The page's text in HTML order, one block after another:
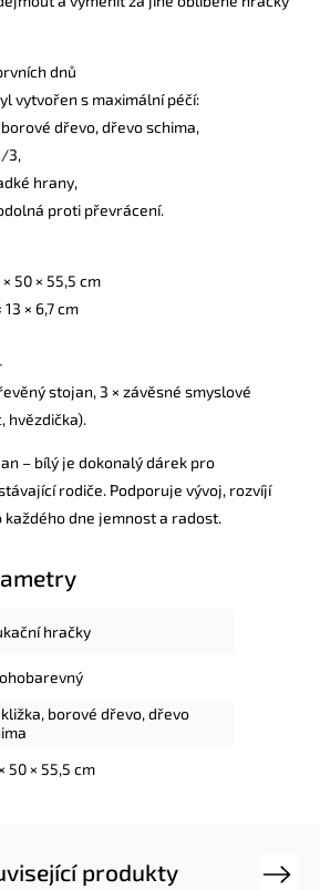
dnů
vytvořen s maximální péčí:
dřevo, dřevo schima,
3,
hrany,
proti převrácení.
50 × 55,5 cm
× 6,7 cm
stojan, 3 × závěsné smyslové
hvězdička).
– bílý je dokonalý dárek pro
rodiče. Podporuje vývoj, rozvíjí
každého dne jemnost a radost.
hračky
borové dřevo, dřevo
50 × 55,5 cm
produkty Next